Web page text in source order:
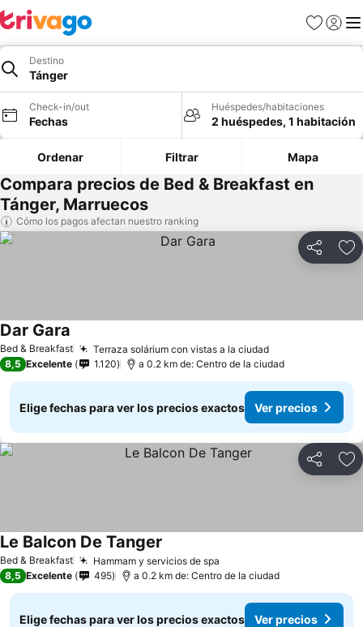
Favoritos
Iniciar
Destino
Tánger
Check-in/out
Fechas
Huéspedes/habitaciones
2 huéspedes, 1 habitación
Ordenar Filtrar Mapa
Compara precios de Bed & Breakfast en
Tánger, Marruecos
Cómo los pagos afectan nuestro ranking
Compartir
Bed & Breakfast Terraza solárium con vistas a la ciudad
Dar Gara
8,5 Excelente 1.120 a 0.2 km de: Centro de la ciudad
Elige fechas para ver los precios exactos Ver precios
Compartir
Bed & Breakfast Hammam y servicios de spa
Le Balcon De Tanger
8,5 Excelente 495 a 0.2 km de: Centro de la ciudad
Elige fechas para ver los precios exactos Ver precios